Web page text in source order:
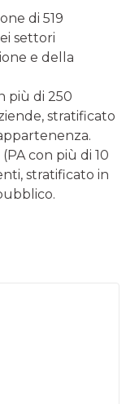
di 519
settori
e della
più di 250
stratificato
con più di 10
stratificato in